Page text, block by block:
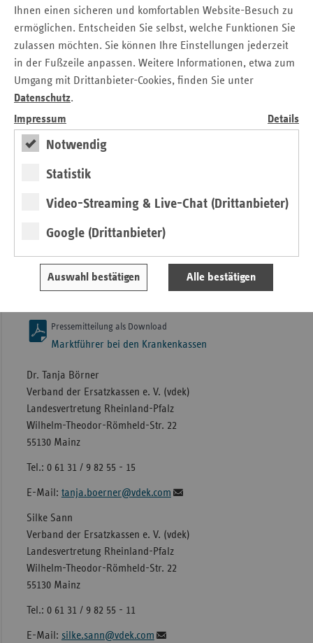
Ihnen einen sicheren und komfortablen Website-Besuch zu
ermöglichen. Entscheiden Sie selbst, welche Funktionen Sie
zulassen möchten. Sie können Ihre Einstellungen jederzeit
in der Fußzeile anpassen. Weitere Informationen, etwa zum
Umgang mit Drittanbieter-Cookies, finden Sie unter
Datenschutz.
Impressum
Details
Notwendig
Statistik
Video-Streaming & Live-Chat (Drittanbieter)
Google (Drittanbieter)
Auswahl bestätigen Alle bestätigen
Versicherten der Ersatzkassen auch von deren
bundesweiter Ausrichtung. Schneider: „Wir legen Wert
darauf, dass die medizinische Versorgung in Rheinland-
Pfalz genauso hochwertig organisiert wird wie in Bayern
oder Mecklenburg-Vorpommern und das in der Stadt wie
auf dem Land. Außerdem haben die einzelnen Ersatzkassen
bundesweit einen einheitlichen Beitragssatz und stehen
damit auch für einen solidarischen Ausgleich innerhalb der
Versichertengemeinschaft.“
Auch die Gesamtzahl der gesetzlich Versicherten in
Rheinland-Pfalz kletterte auf einen neuen Höchstwert: Zum
einer gesetzlichen Krankenkasse versichert – 18.059 mehr
als noch im Vorjahr. Damit setzt auch die GKV insgesamt
Pressemitteilung als Download
Marktführer bei den Krankenkassen
Dr. Tanja Börner
Verband der Ersatzkassen e. V. (vdek)
Landesvertretung Rheinland-Pfalz
Wilhelm-Theodor-Römheld-Str. 22
55130 Mainz
Tel.: 0 61 31 / 9 82 55 - 15
E-Mail: tanja.boerner@vdek.com
Silke Sann
Verband der Ersatzkassen e. V. (vdek)
Landesvertretung Rheinland-Pfalz
Wilhelm-Theodor-Römheld-Str. 22
55130 Mainz
Tel.: 0 61 31 / 9 82 55 - 11
E-Mail: silke.sann@vdek.com